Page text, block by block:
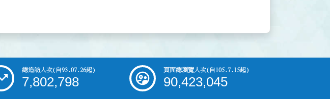
總造訪人次(自93.07.26起)
7,802,798
頁面總瀏覽人次(自105.7.15起)
90,423,045